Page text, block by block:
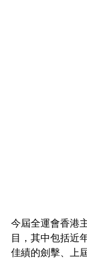
今屆全運會香港
目，其中包括近
佳績的劍擊、上